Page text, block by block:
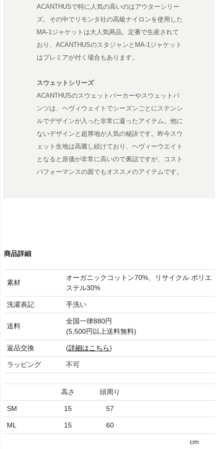
ACANTHUSで特に人気の高いのはアウターシリー
ズ。その中でリモンタ社の高級ナイロンを使用した
MA-1ジャケットは大人気商品。定番で生産されて
おり、ACANTHUSのスタジャンとMA-1ジャケット
はプレミアが付く場合もあります。
スウェットシリーズ
ACANTHUSのスウェットパーカーやスウェットパ
ンツは、ヘヴィウェイトでシーズンごとにステンシ
ルでデザインが入った非常に凝ったアイテム。他に
ないデザインと超厚地が人気の秘訣です。昨今スウ
ェット生地は高騰し続けており、ヘヴィーウエイト
となると原価が非常に高いので裏話ですが、コスト
パフォーマンスの面でもオススメのアイテムです。
商品詳細
素材
オーガニックコットン70%、リサイクル ポリエ
ステル30%
洗濯表記 手洗い
送料
全国一律880円
(5,500円以上送料無料)
返品交換 (詳細はこちら)
ラッピング 不可
高さ 頭周り
SM 15 57
ML 15 60
cm